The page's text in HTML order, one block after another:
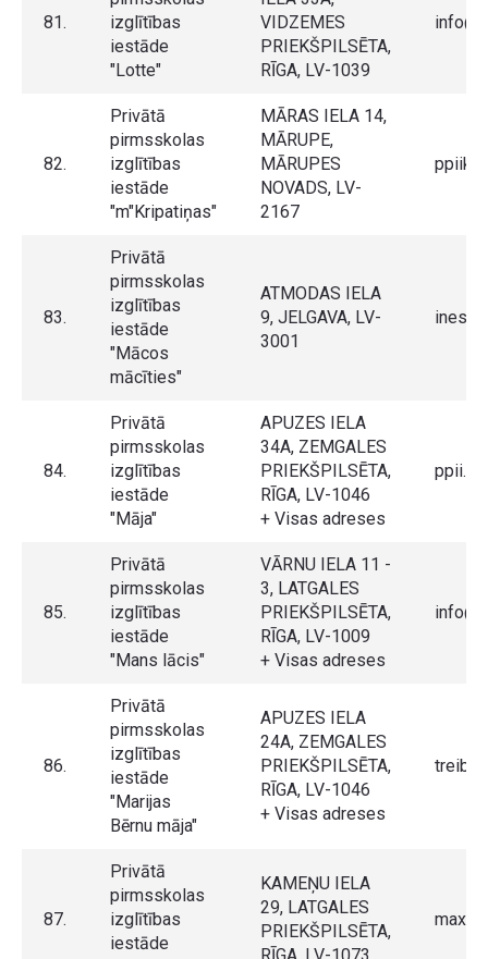
81.
izglītības
iestāde
"Lotte"
VIDZEMES
PRIEKŠPILSĒTA,
RĪGA, LV-1039
82.
Privātā
pirmsskolas
izglītības
iestāde
"m"Kripatiņas"
MĀRAS IELA 14,
MĀRUPE,
MĀRUPES
NOVADS, LV-
2167
83.
Privātā
pirmsskolas
izglītības
iestāde
"Mācos
mācīties"
ATMODAS IELA
9, JELGAVA, LV-
3001
84.
Privātā
pirmsskolas
izglītības
iestāde
"Māja"
APUZES IELA
34A, ZEMGALES
PRIEKŠPILSĒTA,
RĪGA, LV-1046
+ Visas adreses
85.
Privātā
pirmsskolas
izglītības
iestāde
"Mans lācis"
VĀRNU IELA 11 -
3, LATGALES
PRIEKŠPILSĒTA,
RĪGA, LV-1009
+ Visas adreses
86.
Privātā
pirmsskolas
izglītības
iestāde
"Marijas
Bērnu māja"
APUZES IELA
24A, ZEMGALES
PRIEKŠPILSĒTA,
RĪGA, LV-1046
+ Visas adreses
87.
Privātā
pirmsskolas
izglītības
iestāde
KAMEŅU IELA
29, LATGALES
PRIEKŠPILSĒTA,